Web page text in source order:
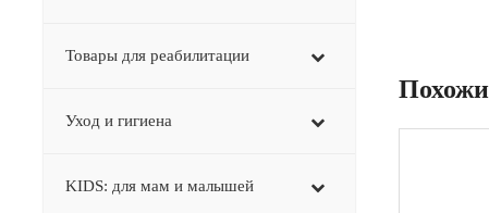
Товары для реабилитации
Уход и гигиена
KIDS: для мам и малышей